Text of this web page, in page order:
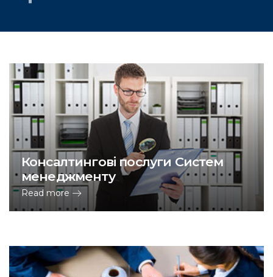
Консалтингові послуги Систем
менеджменту
Read more